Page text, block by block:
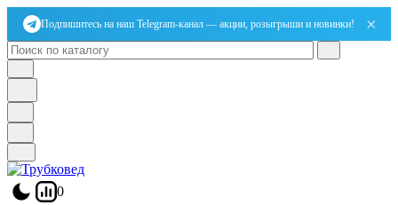
Подпишитесь на наш Telegram-канал — акции, розыгрыши и новинки! ×
0